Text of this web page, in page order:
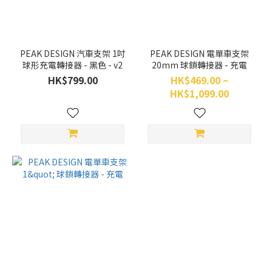
PEAK DESIGN 汽車支架 1吋
球形充電轉接器 - 黑色 - v2
HK$799.00
PEAK DESIGN 電單車支架
20mm 球鎖轉接器 - 充電
HK$469.00 ~
HK$1,099.00